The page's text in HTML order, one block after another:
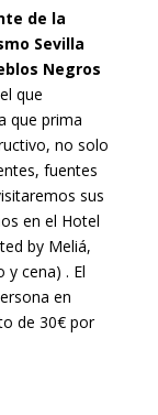
de la
Sevilla
Negros
que
que prima
no solo
fuentes
sus
en el Hotel
by Meliá,
y cena) . El
en
de 30€ por